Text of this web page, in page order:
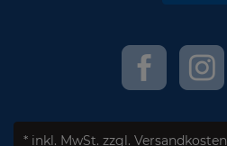
* inkl. MwSt. zzgl. Versandkosten